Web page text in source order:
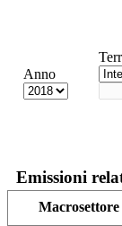
Anno
Emissioni
Macrosettore